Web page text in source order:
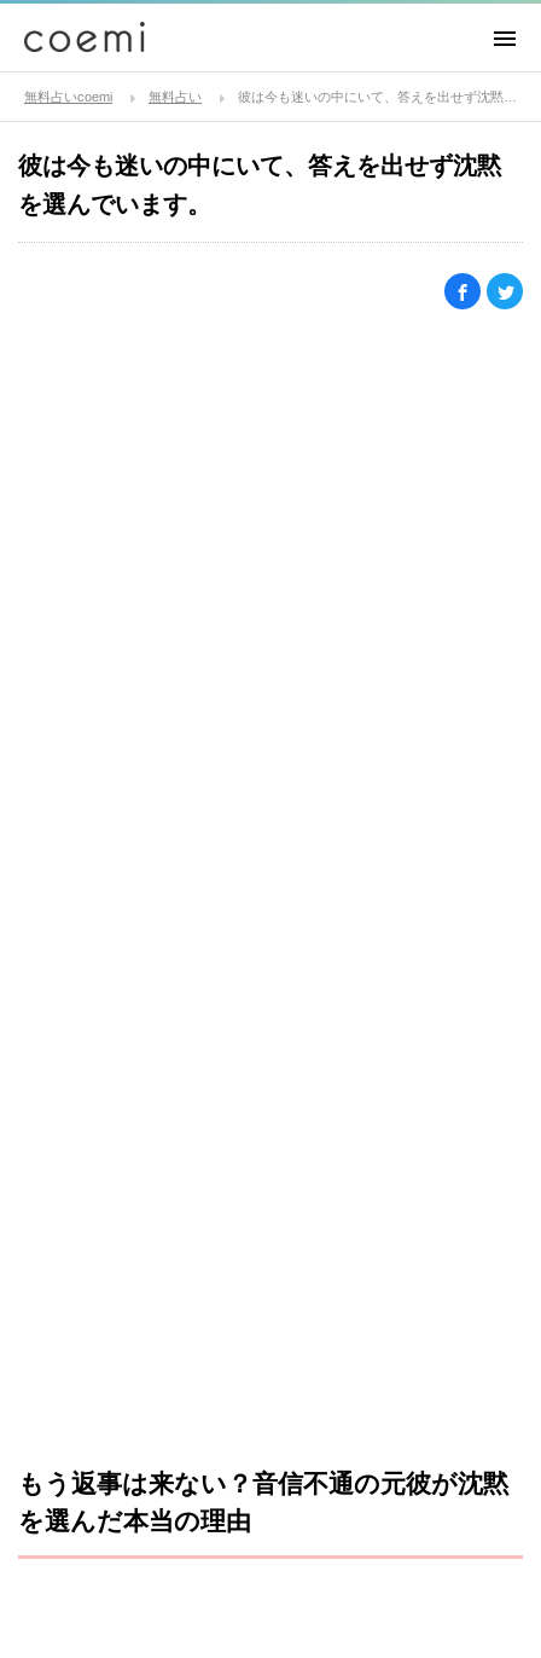
無料占いcoemi 無料占い
彼は今も迷いの中にいて、答えを出せず沈黙
を選んでいます。
もう返事は来ない？音信不通の元彼が沈黙
を選んだ本当の理由